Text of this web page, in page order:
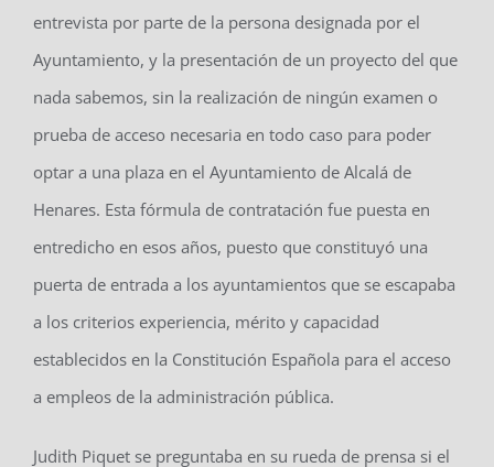
entrevista por parte de la persona designada por el
Ayuntamiento, y la presentación de un proyecto del que
nada sabemos, sin la realización de ningún examen o
prueba de acceso necesaria en todo caso para poder
optar a una plaza en el Ayuntamiento de Alcalá de
Henares. Esta fórmula de contratación fue puesta en
entredicho en esos años, puesto que constituyó una
puerta de entrada a los ayuntamientos que se escapaba
a los criterios experiencia, mérito y capacidad
establecidos en la Constitución Española para el acceso
a empleos de la administración pública.
Judith Piquet se preguntaba en su rueda de prensa si el